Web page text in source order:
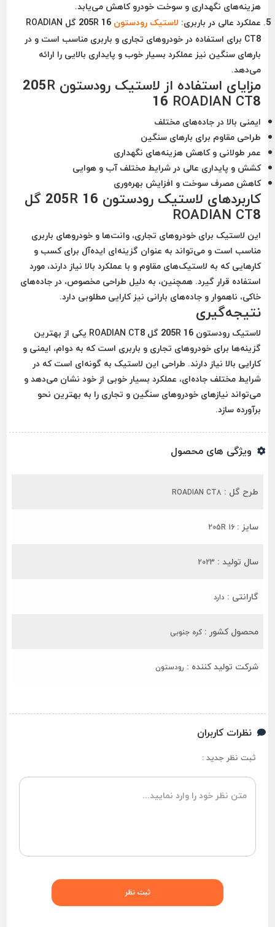
هزینه‌های نگهداری و سوخت خودرو کاهش می‌یابد.
عملکرد عالی در باربری: لاستیک رودستون
205R 16 گل ROADIAN
CT8 برای استفاده در خودروهای تجاری و باربری مناسب است و در
بارهای سنگین نیز عملکرد بسیار خوب و پایداری بالایی را ارائه
می‌دهد.
مزایای استفاده از لاستیک رودستون 205R
16 ROADIAN CT8
ایمنی بالادر جاده‌های مختلف
طراحی مقاوم برای بارهای سنگین
عمر طولانی و کاهش هزینه‌های نگهداری
کشش و پایداری عالی در شرایط مختلف آب و هوایی
کاهش مصرف سوخت و افزایش بهره‌وری
کاربردهای لاستیک رودستون 205R 16 گل
ROADIAN CT8
این لاستیک برای خودروهای تجاری، وانت‌ها و خودروهای باربری
مناسب است و می‌تواند به عنوان گزینه‌ای ایده‌آل برای کسب و
کارهایی که به لاستیک‌های مقاوم و با عملکرد بالا نیاز دارند، مورد
استفاده قرار گیرد. همچنین، به دلیل طراحی مخصوص، در جاده‌های
خاکی، ناهموار و جاده‌های بارانی نیز کارایی مطلوبی دارد.
نتیجه‌گیری
لاستیک رودستون 205R 16 گل ROADIAN CT8 یکی از بهترین
گزینه‌ها برای خودروهای تجاری و باربری است که به دوام، ایمنی و
کارایی بالا نیاز دارند. طراحی این لاستیک به گونه‌ای است که در
شرایط مختلف جاده‌ای، عملکرد بسیار خوبی از خود نشان می‌دهد و
می‌تواند نیازهای خودروهای سنگین و تجاری را به بهترین نحو
برآورده سازد.
ویژگی های محصول
طرح گل : ROADIAN CT8
سایز : 205R 16
سال تولید : 2023
گارانتی : دارد
محصول کشور : کره جنوبی
شرکت تولید کننده : رودستون
نظرات کاربران
ثبت نظر جدید :